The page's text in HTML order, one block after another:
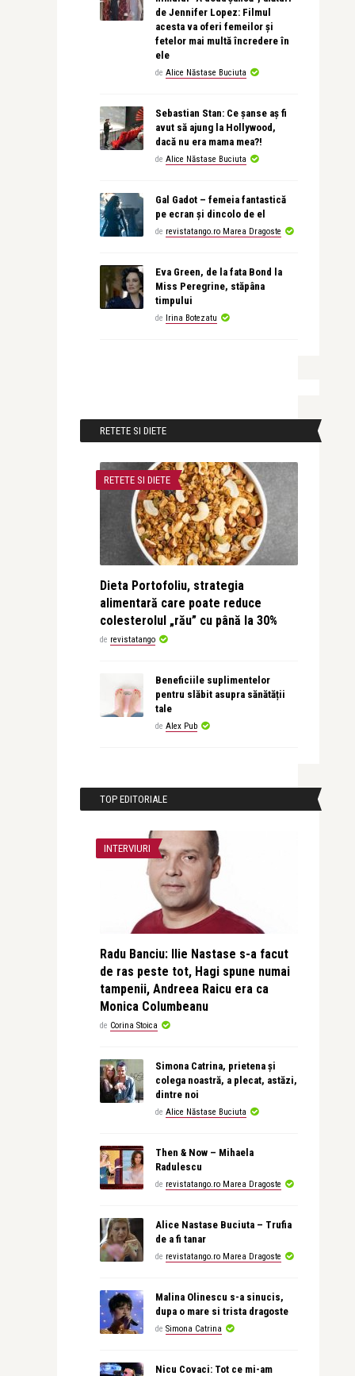
de Jennifer Lopez: Filmul
acesta va oferi femeilor și
fetelor mai multă încredere în
ele
de Alice Năstase Buciuta
Sebastian Stan: Ce șanse aș fi
avut să ajung la Hollywood,
dacă nu era mama mea?!
de Alice Năstase Buciuta
Gal Gadot – femeia fantastică
pe ecran și dincolo de el
de revistatango.ro Marea Dragoste
Eva Green, de la fata Bond la
Miss Peregrine, stăpâna
timpului
de Irina Botezatu
RETETE SI DIETE
RETETE SI DIETE
Dieta Portofoliu, strategia
alimentară care poate reduce
colesterolul „rău” cu până la 30%
de revistatango
Beneficiile suplimentelor
pentru slăbit asupra sănătății
tale
de Alex Pub
TOP EDITORIALE
INTERVIURI
Radu Banciu: Ilie Nastase s-a facut
de ras peste tot, Hagi spune numai
tampenii, Andreea Raicu era ca
Monica Columbeanu
de Corina Stoica
Simona Catrina, prietena și
colega noastră, a plecat, astăzi,
dintre noi
de Alice Năstase Buciuta
Then & Now – Mihaela
Radulescu
de revistatango.ro Marea Dragoste
Alice Nastase Buciuta – Trufia
de a fi tanar
de revistatango.ro Marea Dragoste
Malina Olinescu s-a sinucis,
dupa o mare si trista dragoste
de Simona Catrina
Nicu Covaci: Tot ce mi-am